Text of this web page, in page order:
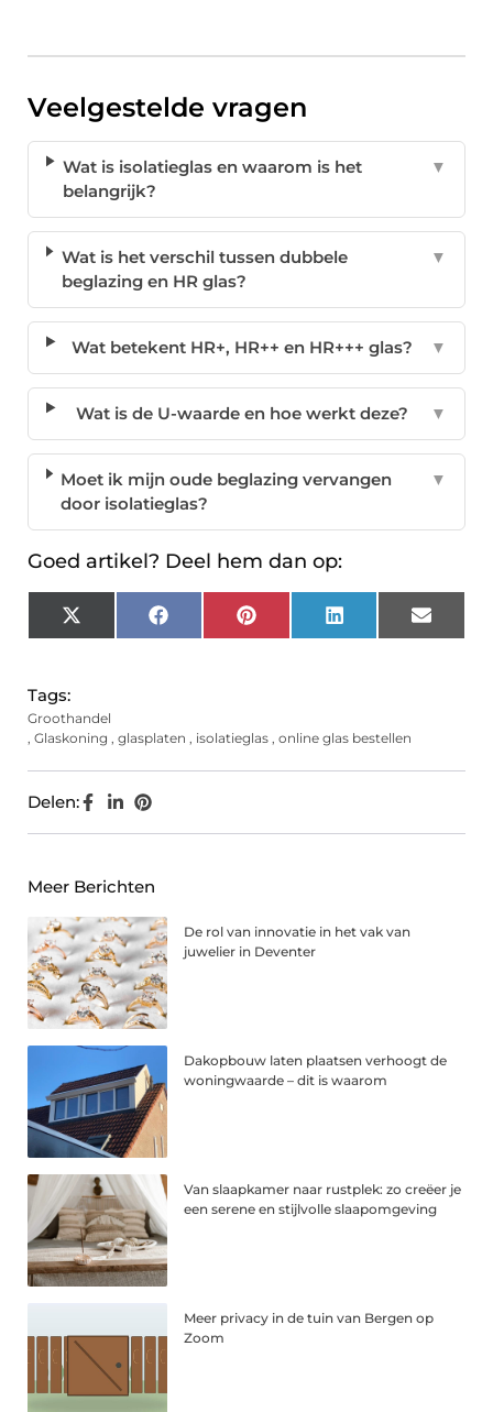
Veelgestelde vragen
Wat is isolatieglas en waarom is het
belangrijk?
▼
Wat is het verschil tussen dubbele
beglazing en HR glas?
▼
Wat betekent HR+, HR++ en HR+++ glas? ▼
Wat is de U-waarde en hoe werkt deze? ▼
Moet ik mijn oude beglazing vervangen
door isolatieglas?
▼
Goed artikel? Deel hem dan op:
X
(Twitter)
FacebookPinterest LinkedIn Email
Tags:
Groothandel
, Glaskoning , glasplaten , isolatieglas , online glas bestellen
Delen:
Meer Berichten
De rol van innovatie in het vak van
juwelier in Deventer
Dakopbouw laten plaatsen verhoogt de
woningwaarde – dit is waarom
Van slaapkamer naar rustplek: zo creëer je
een serene en stijlvolle slaapomgeving
Meer privacy in de tuin van Bergen op
Zoom